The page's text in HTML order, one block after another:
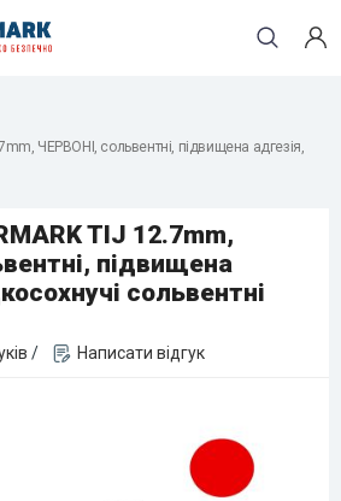
ЧЕРВОНІ, сольвентні, підвищена адгезія,
TIJ 12.7mm,
підвищена
сольвентні
/ Написати відгук